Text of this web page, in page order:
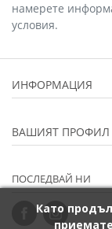
Като
намерете
условия.
ИНФОРМАЦИЯ
ВАШИЯТ ПРОФИЛ
ПОСЛЕДВАЙ НИ